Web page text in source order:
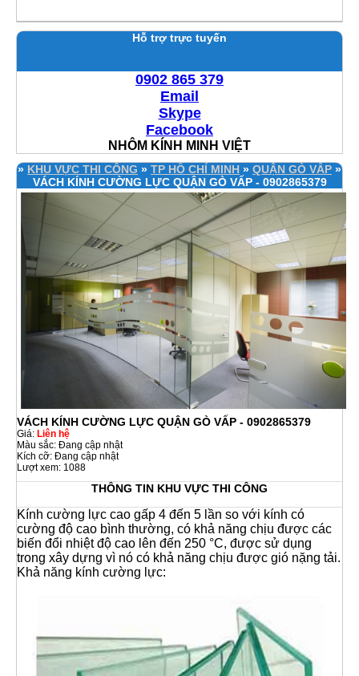
Hỗ trợ trực tuyến
0902 865 379
Email
Skype
Facebook
NHÔM KÍNH MINH VIỆT
» KHU VỰC THI CÔNG » TP HỒ CHÍ MINH » QUẬN GÒ VẤP »
VÁCH KÍNH CƯỜNG LỰC QUẬN GÒ VẤP - 0902865379
VÁCH KÍNH CƯỜNG LỰC QUẬN GÒ VẤP - 0902865379
Giá: Liên hệ
Màu sắc: Đang cập nhật
Kích cỡ: Đang cập nhật
Lượt xem: 1088
THÔNG TIN KHU VỰC THI CÔNG
Kính cường lực cao gấp 4 đến 5 lần so với kính có
cường độ cao bình thường, có khả năng chịu được các
biến đổi nhiệt độ cao lên đến 250 °C, được sử dụng
trong xây dựng vì nó có khả năng chịu được gió nặng tải.
Khả năng kính cường lực: